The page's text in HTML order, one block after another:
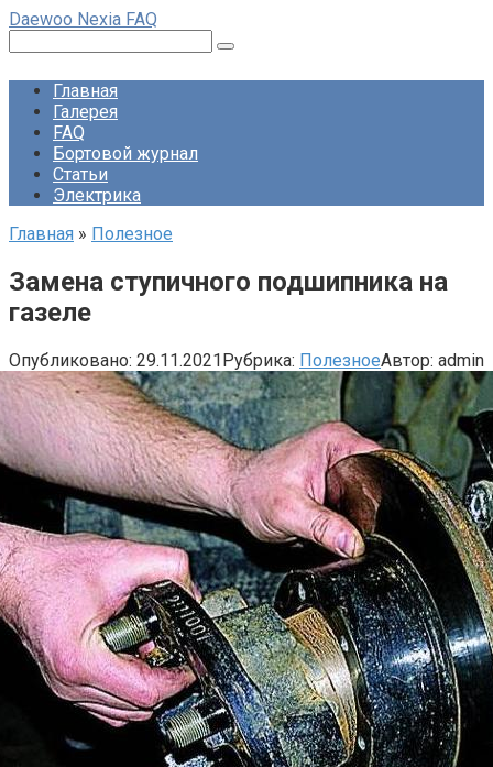
Перейти
контенту
Daewoo Nexia FAQ
Главная
Галерея
FAQ
Бортовой журнал
Статьи
Электрика
Главная » Полезное
Замена ступичного подшипника на
газеле
Опубликовано: 29.11.2021Рубрика: ПолезноеАвтор: admin